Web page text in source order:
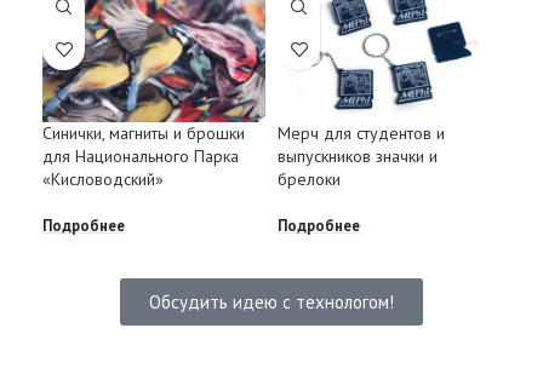
Синички, магниты и брошки
для Национального Парка
«Кисловодский»
Подробнее
Мерч для студентов и
выпускников значки и
брелоки
Подробнее
Обсудить идею с технологом!